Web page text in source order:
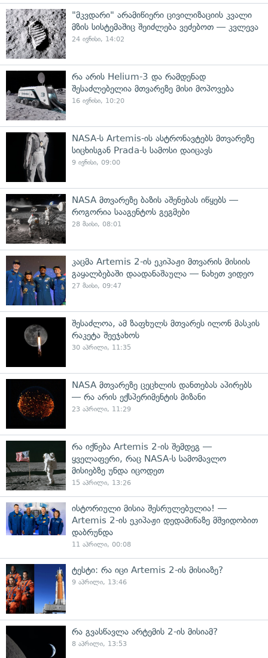
"მკვდარი" არამიწიერი ცივილიზაციის კვალი
მზის სისტემაშიც შეიძლება ვეძებოთ — კვლევა
24 ივნისი, 14:02
რა არის Helium-3 და რამდენად
შესაძლებელია მთვარეზე მისი მოპოვება
16 ივნისი, 10:20
NASA-ს Artemis-ის ასტრონავტებს მთვარეზე
სიცხისგან Prada-ს სამოსი დაიცავს
9 ივნისი, 09:00
NASA მთვარეზე ბაზის აშენებას იწყებს —
როგორია სააგენტოს გეგმები
28 მაისი, 08:01
კაცმა Artemis 2-ის ეკიპაჟი მთვარის მისიის
გაყალბებაში დაადანაშაულა — ნახეთ ვიდეო
27 მაისი, 09:47
შესაძლოა, ამ ზაფხულს მთვარეს ილონ მასკის
რაკეტა შეეჯახოს
30 აპრილი, 11:35
NASA მთვარეზე ცეცხლის დანთებას აპირებს
— რა არის ექსპერიმენტის მიზანი
23 აპრილი, 11:29
რა იქნება Artemis 2-ის შემდეგ —
ყველაფერი, რაც NASA-ს სამომავლო
მისიებზე უნდა იცოდეთ
15 აპრილი, 13:26
ისტორიული მისია შესრულებულია! —
Artemis 2-ის ეკიპაჟი დედამიწაზე მშვიდობით
დაბრუნდა
11 აპრილი, 00:08
ტესტი: რა იცი Artemis 2-ის მისიაზე?
9 აპრილი, 13:46
რა გვასწავლა არტემის 2-ის მისიამ?
8 აპრილი, 13:53